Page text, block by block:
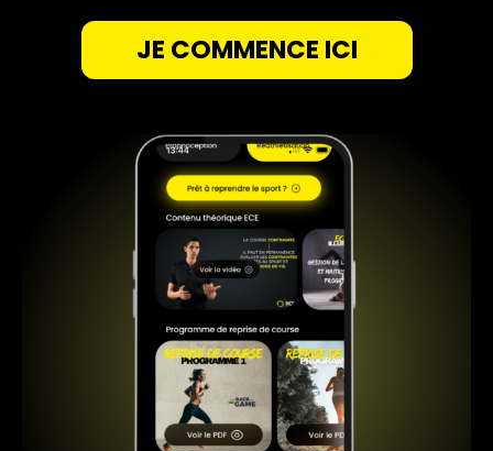
JE COMMENCE ICI